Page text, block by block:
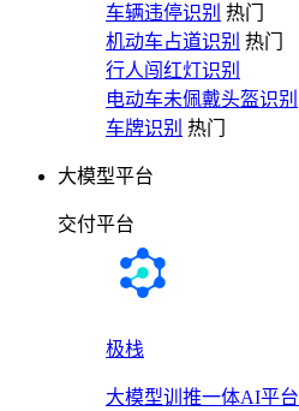
车辆违停识别 热门
机动车占道识别 热门
行人闯红灯识别
电动车未佩戴头盔识别
车牌识别 热门
大模型平台
交付平台
极栈
大模型训推一体AI平台